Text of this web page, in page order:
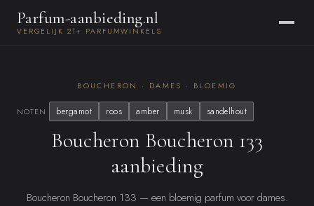
Parfum-aanbieding.nl
VERGELIJK 21+ PARFUMWINKELS
BOUCHERON · DAMES · BLOEMIG
NOTEN bergamot roos amber musk sandelhout
Boucheron Boucheron 133
aanbieding
Boucheron Boucheron 133 — een bloemig parfum voor dames.